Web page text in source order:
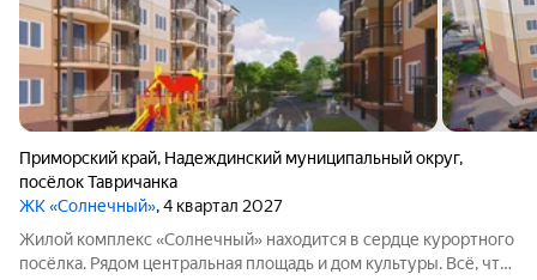
Приморский край, Надеждинский муниципальный округ,
посёлок Тавричанка
ЖК «Солнечный», 4 квартал 2027
Жилой комплекс «Солнечный» находится в сердце курортного
посёлка. Рядом центральная площадь и дом культуры. Всё, что